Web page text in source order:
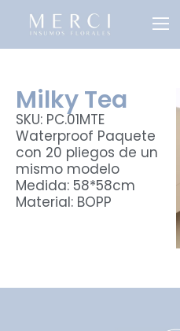
Milky Tea
SKU: PC.01MTE
Waterproof Paquete
con 20 pliegos de un
mismo modelo
Medida: 58*58cm
Material: BOPP